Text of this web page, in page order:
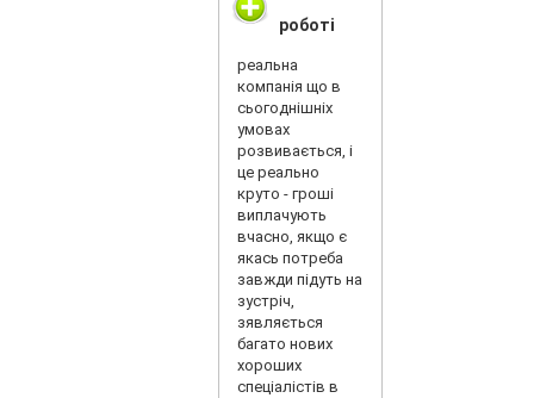
роботі
реальна
компанія що в
сьогоднішніх
умовах
розвивається, і
це реально
круто - гроші
виплачують
вчасно, якщо є
якась потреба
завжди підуть на
зустріч,
зявляється
багато нових
хороших
спеціалістів в